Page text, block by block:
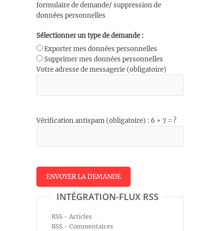
formulaire de demande/ suppression de
données personnelles
Sélectionner un type de demande :
Exporter mes données personnelles
Supprimer mes données personnelles
Votre adresse de messagerie (obligatoire)
Vérification antispam (obligatoire) : 6 + 7 = ?
INTÉGRATION-FLUX RSS
RSS - Articles
RSS - Commentaires